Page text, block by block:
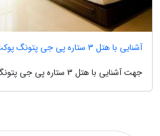
آشنایی با هتل 3 ستاره پی جی پتونگ پوکت
جهت آشنایی با هتل 3 ستاره پی جی پتونگ پوکت با ما همراه باشید.